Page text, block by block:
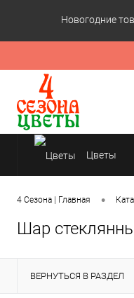
Новогодние
Цветы
Подарки
4 Сезона | Главная •
Шар
ВЕРНУТЬСЯ В РАЗДЕЛ